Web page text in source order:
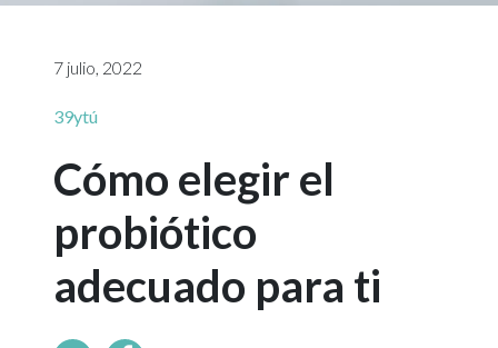
7 julio, 2022
39ytú
Cómo elegir el
probiótico
adecuado para ti